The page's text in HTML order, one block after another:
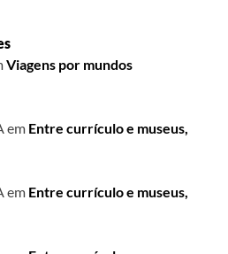
Viagens por mundos
em Entre currículo e museus,
em Entre currículo e museus,